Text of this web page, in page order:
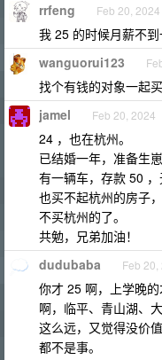
rrfeng Feb 20, 2024
我 25 的时候月薪不到
wanguorui123
找个有钱的对象一起买
jamel Feb 20, 2024
24 ，也在杭州。
已结婚一年，准备生崽
有一辆车，存款 50 ，
也买不起杭州的房子
不买杭州的了。
共勉，兄弟加油！
dudubaba Feb 20,
你才 25 啊，上学晚
啊，临平、青山湖、
这么远，又觉得没价
都不是事。